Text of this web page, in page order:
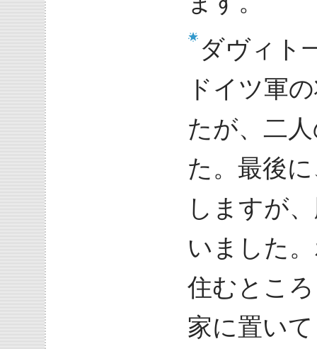
ダヴィト
ドイツ軍
たが、二
た。最後
しますが
いました
住むとこ
家に置い